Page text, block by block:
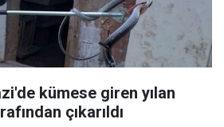
kümese giren yılan
çıkarıldı